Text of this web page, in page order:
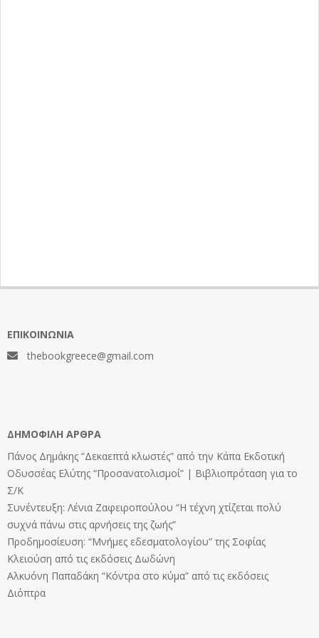
ΕΠΙΚΟΙΝΩΝΊΑ
thebookgreece@gmail.com
ΔΗΜΟΦΙΛΉ ΆΡΘΡΑ
Πάνος Δημάκης “Δεκαεπτά κλωστές” από την Κάπα Εκδοτική
Οδυσσέας Ελύτης “Προσανατολισμοί” | Βιβλιοπρόταση για το
Σ/Κ
Συνέντευξη: Λένια Ζαφειροπούλου “Η τέχνη χτίζεται πολύ
συχνά πάνω στις αρνήσεις της ζωής”
Προδημοσίευση: “Μνήμες εδεσματολογίου” της Σοφίας
Κλειούση από τις εκδόσεις Δωδώνη
Αλκυόνη Παπαδάκη “Κόντρα στο κύμα” από τις εκδόσεις
Διόπτρα